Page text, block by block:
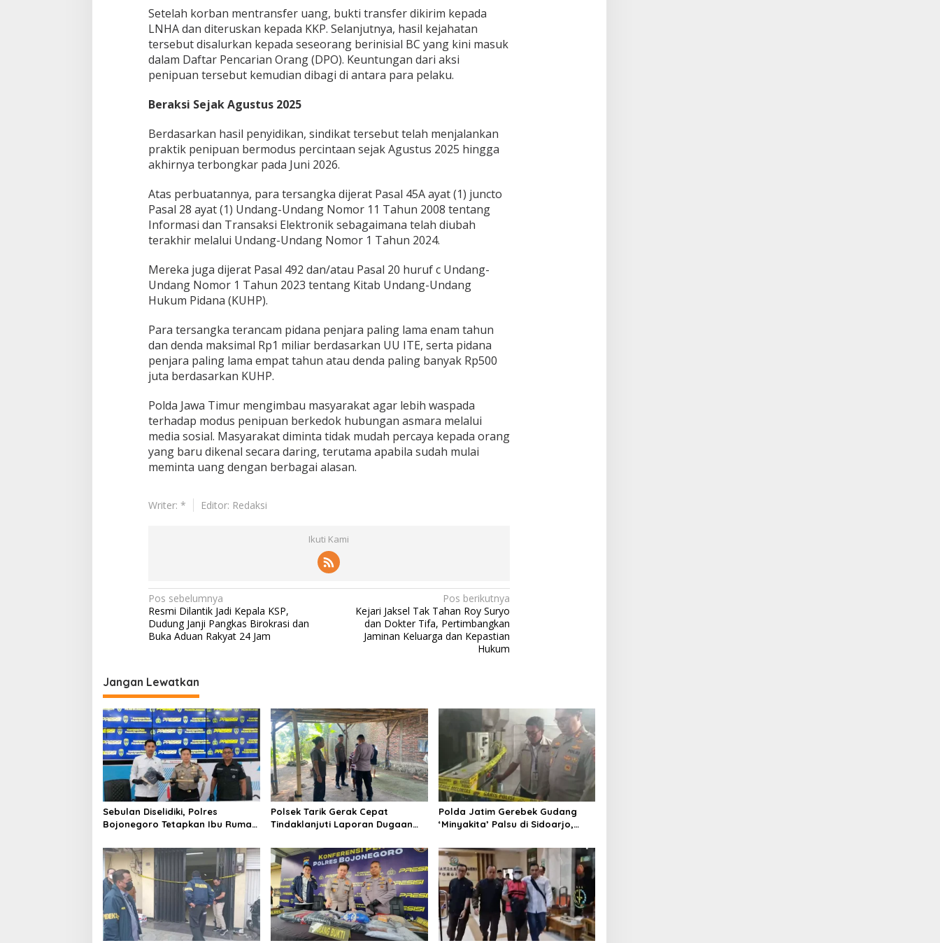
Setelah korban mentransfer uang, bukti transfer dikirim kepada
LNHA dan diteruskan kepada KKP. Selanjutnya, hasil kejahatan
tersebut disalurkan kepada seseorang berinisial BC yang kini masuk
dalam Daftar Pencarian Orang (DPO). Keuntungan dari aksi
penipuan tersebut kemudian dibagi di antara para pelaku.
Beraksi Sejak Agustus 2025
Berdasarkan hasil penyidikan, sindikat tersebut telah menjalankan
praktik penipuan bermodus percintaan sejak Agustus 2025 hingga
akhirnya terbongkar pada Juni 2026.
Atas perbuatannya, para tersangka dijerat Pasal 45A ayat (1) juncto
Pasal 28 ayat (1) Undang-Undang Nomor 11 Tahun 2008 tentang
Informasi dan Transaksi Elektronik sebagaimana telah diubah
terakhir melalui Undang-Undang Nomor 1 Tahun 2024.
Mereka juga dijerat Pasal 492 dan/atau Pasal 20 huruf c Undang-
Undang Nomor 1 Tahun 2023 tentang Kitab Undang-Undang
Hukum Pidana (KUHP).
Para tersangka terancam pidana penjara paling lama enam tahun
dan denda maksimal Rp1 miliar berdasarkan UU ITE, serta pidana
penjara paling lama empat tahun atau denda paling banyak Rp500
juta berdasarkan KUHP.
Polda Jawa Timur mengimbau masyarakat agar lebih waspada
terhadap modus penipuan berkedok hubungan asmara melalui
media sosial. Masyarakat diminta tidak mudah percaya kepada orang
yang baru dikenal secara daring, terutama apabila sudah mulai
meminta uang dengan berbagai alasan.
Writer: * Editor: Redaksi
Ikuti Kami
N
a
v
g
a
s
i
p
o
s
Pos sebelumnya
Resmi Dilantik Jadi Kepala KSP,
Dudung Janji Pangkas Birokrasi dan
Buka Aduan Rakyat 24 Jam
Pos berikutnya
Kejari Jaksel Tak Tahan Roy Suryo
dan Dokter Tifa, Pertimbangkan
Jaminan Keluarga dan Kepastian
Hukum
Jangan Lewatkan
Sebulan Diselidiki, Polres
Bojonegoro Tetapkan Ibu Rumah
Dugaan Aborsi
Polsek Tarik Gerak Cepat
Tindaklanjuti Laporan Dugaan
Nihil Aktivitas Perjudian
Polda Jatim Gerebek Gudang
‘Minyakita’ Palsu di Sidoarjo,
Berizin